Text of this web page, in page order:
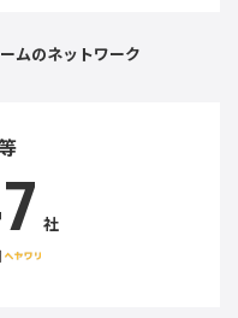
ムのネットワーク
社